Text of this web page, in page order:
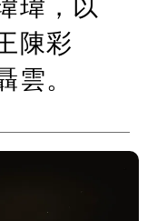
陳彩
。